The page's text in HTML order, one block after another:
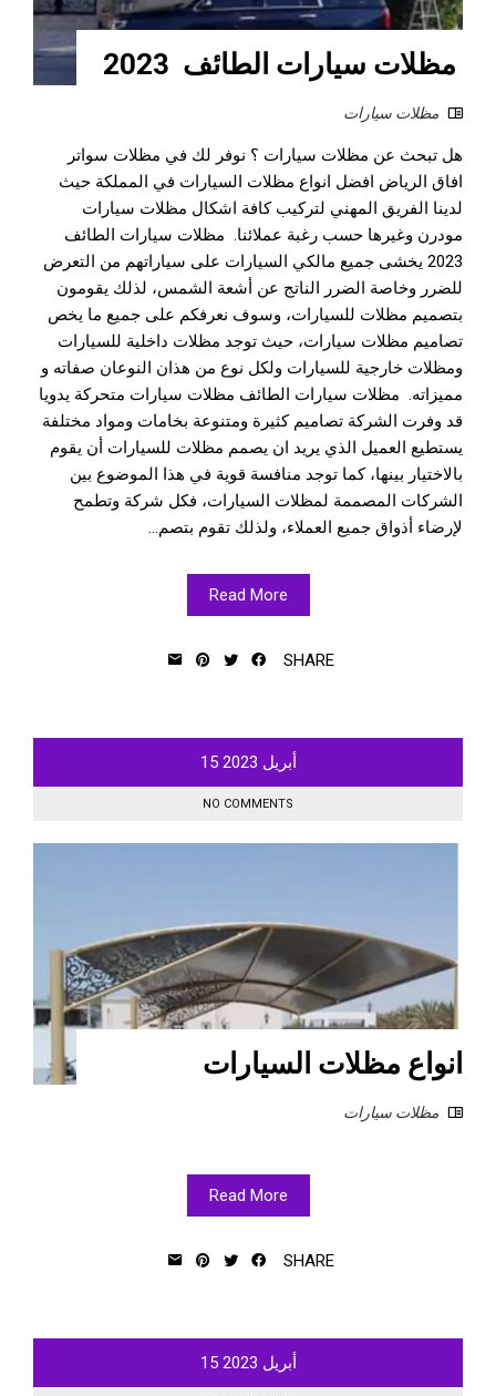
مظلات سيارات الطائف 2023
مظلات سيارات
هل تبحث عن مظلات سيارات ؟ نوفر لك في مظلات سواتر
افاق الرياض افضل انواع مظلات السيارات في المملكة حيث
لدينا الفريق المهني لتركيب كافة اشكال مظلات سيارات
مودرن وغيرها حسب رغبة عملائنا. مظلات سيارات الطائف
2023 يخشى جميع مالكي السيارات على سياراتهم من التعرض
للضرر وخاصة الضرر الناتج عن أشعة الشمس، لذلك يقومون
بتصميم مظلات للسيارات، وسوف نعرفكم على جميع ما يخص
تصاميم مظلات سيارات، حيث توجد مظلات داخلية للسيارات
ومظلات خارجية للسيارات ولكل نوع من هذان النوعان صفاته و
مميزاته. مظلات سيارات الطائف مظلات سيارات متحركة يدويا
قد وفرت الشركة تصاميم كثيرة ومتنوعة بخامات ومواد مختلفة
يستطيع العميل الذي يريد ان يصمم مظلات للسيارات أن يقوم
بالاختيار بينها، كما توجد منافسة قوية في هذا الموضوع بين
الشركات المصممة لمظلات السيارات، فكل شركة وتطمح
لإرضاء أذواق جميع العملاء، ولذلك تقوم بتصم...
Read More
SHARE
أبريل 15 2023
NO COMMENTS
انواع مظلات السيارات
مظلات سيارات
Read More
SHARE
أبريل 15 2023